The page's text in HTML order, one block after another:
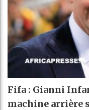
Fifa : Gianni
machine arrière